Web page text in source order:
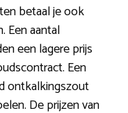
betaal je ook
Een aantal
een lagere prijs
Een
ontkalkingszout
De prijzen van